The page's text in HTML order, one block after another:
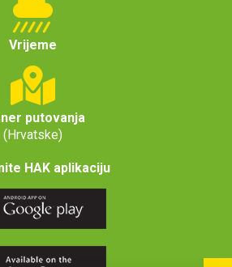
Vrijeme
putovanja
(Hrvatske)
HAK aplikaciju